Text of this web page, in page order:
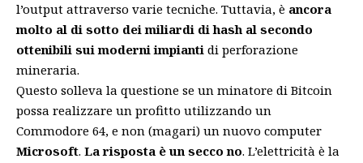
l’output attraverso varie tecniche. Tuttavia, è ancora
molto al di sotto dei miliardi di hash al secondo
ottenibili sui moderni impianti di perforazione
mineraria.
Questo solleva la questione se un minatore di Bitcoin
possa realizzare un profitto utilizzando un
Commodore 64, e non (magari) un nuovo computer
Microsoft. La risposta è un secco no. L’elettricità è la